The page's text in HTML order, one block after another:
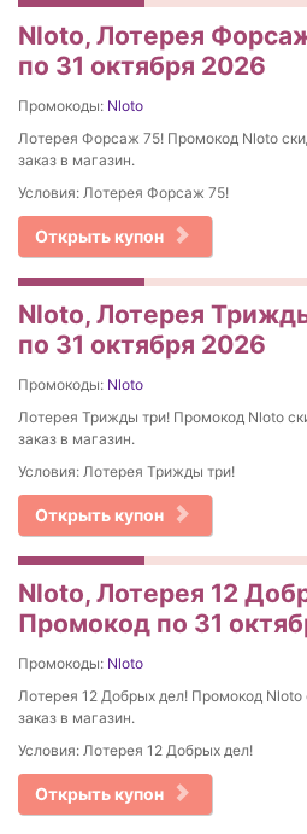
Nloto, Лотерея
по 31 октября 2026
Промокоды: Nloto
Лотерея Форсаж 75! Промокод Nloto
заказ в магазин.
Условия: Лотерея Форсаж 75!
Открыть купон
Nloto, Лотерея
по 31 октября 2026
Промокоды: Nloto
Лотерея Трижды три! Промокод Nloto
заказ в магазин.
Условия: Лотерея Трижды три!
Открыть купон
Nloto, Лотерея 12
Промокод по 31
Промокоды: Nloto
Лотерея 12 Добрых дел! Промокод Nloto
заказ в магазин.
Условия: Лотерея 12 Добрых дел!
Открыть купон